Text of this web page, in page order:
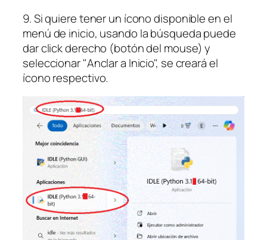
9. Si quiere tener un ícono disponible en el
menú de inicio, usando la búsqueda puede
dar click derecho (botón del mouse) y
seleccionar "Anclar a Inicio", se creará el
ícono respectivo.